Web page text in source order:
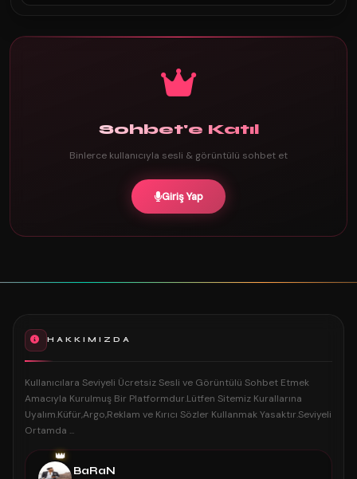
Sohbet'e Katıl
Binlerce kullanıcıyla sesli & görüntülü sohbet et
Giriş Yap
HAKKIMIZDA
Kullanıcılara Seviyeli Ücretsiz Sesli ve Görüntülü Sohbet Etmek
Amacıyla Kurulmuş Bir Platformdur.Lütfen Sitemiz Kurallarına
Uyalım.Küfür,Argo,Reklam ve Kırıcı Sözler Kullanmak Yasaktır.Seviyeli
Ortamda ...
👑
BaRaN